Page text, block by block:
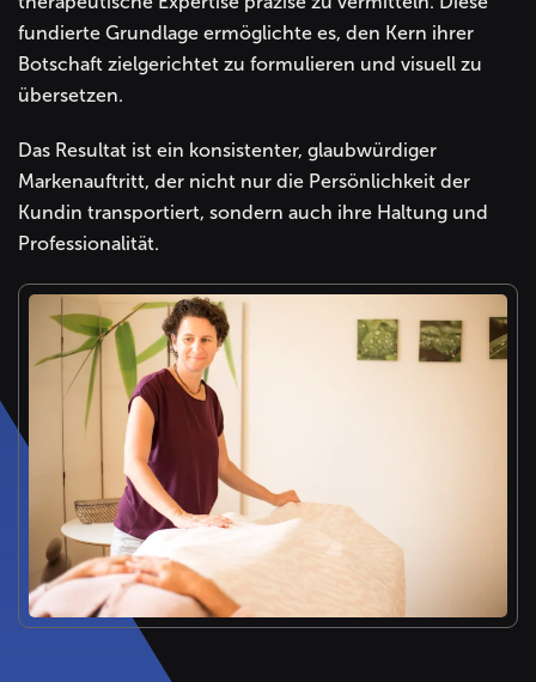
fundierte Grundlage ermöglichte es, den Kern ihrer
Botschaft zielgerichtet zu formulieren und visuell zu
übersetzen.
Das Resultat ist ein konsistenter, glaubwürdiger
Markenauftritt, der nicht nur die Persönlichkeit der
Kundin transportiert, sondern auch ihre Haltung und
Professionalität.